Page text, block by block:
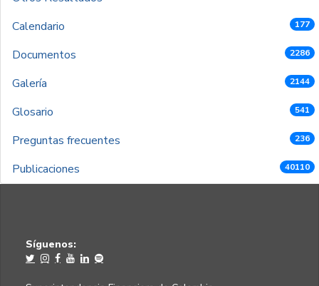
Calendario
177
Documentos 2286
Galería 2144
Glosario 541
Preguntas frecuentes 236
Publicaciones 40110
Síguenos: